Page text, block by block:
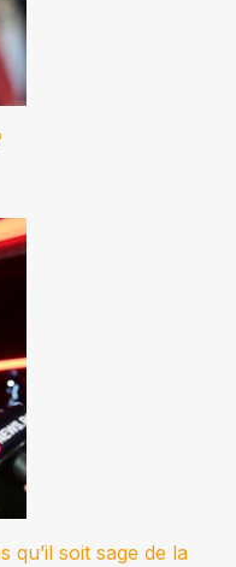
qu’il soit sage de la